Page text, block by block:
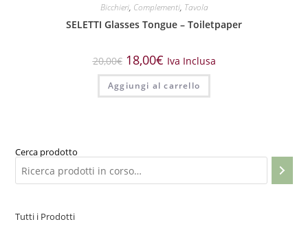
Bicchieri, Complementi, Tavola
SELETTI Glasses Tongue – Toiletpaper
20,00€ 18,00€ Iva Inclusa
Aggiungi al carrello
Cerca prodotto
Tutti i Prodotti